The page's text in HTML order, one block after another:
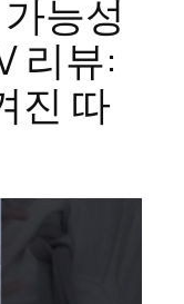
능성
리뷰:
진 따